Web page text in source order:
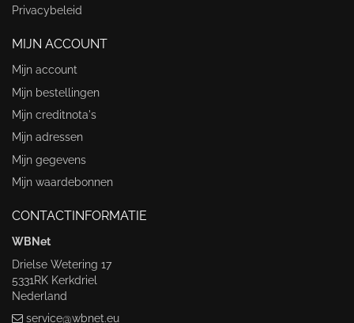
Privacybeleid
MIJN ACCOUNT
Mijn account
Mijn bestellingen
Mijn creditnota's
Mijn adressen
Mijn gegevens
Mijn waardebonnen
CONTACTINFORMATIE
WBNet
Drielse Wetering 17
5331RK Kerkdriel
Nederland
service@wbnet.eu